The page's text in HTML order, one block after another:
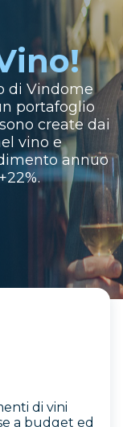
di Vindome
portafoglio
create dai
vino e
annuo
di vini
a budget ed